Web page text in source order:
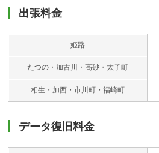
出張料金
姫路
たつの・加古川・高砂・太子町
相生・加西・市川町・福崎町
データ復旧料金